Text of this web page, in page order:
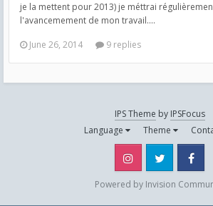
je la mettent pour 2013) je méttrai
l'avancemement de mon travail....
June 26, 2014
9 replies
IPS Theme by IPSFocus
Language
Theme
Instagram Twitter
Powered by Invision